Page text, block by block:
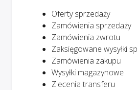
Oferty sprzedaży
Zamówienia sprzedaży
Zamówienia zwrotu
Zaksięgowane wysyłki
Zamówienia zakupu
Wysyłki magazynowe
Zlecenia transferu